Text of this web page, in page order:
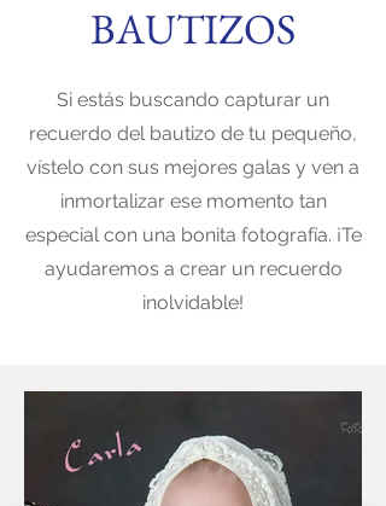
BAUTIZOS
Si estás buscando capturar un
recuerdo del bautizo de tu pequeño,
vístelo con sus mejores galas y ven a
inmortalizar ese momento tan
especial con una bonita fotografía. ¡Te
ayudaremos a crear un recuerdo
inolvidable!